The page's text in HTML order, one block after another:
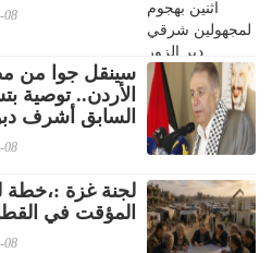
08
سينقل جوا من
الأردن.. توصية
السابق أشرف
08
لجنة غزة :،خطة
المؤقت في
08